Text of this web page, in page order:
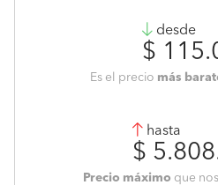
desde
$
Es el precio más
hasta
$
Precio máximo que